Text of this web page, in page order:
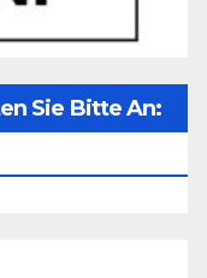
Sie Bitte An: